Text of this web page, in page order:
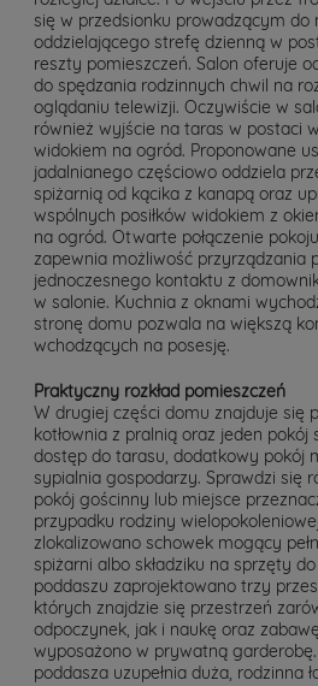
się w przedsionku prowadzącym do
oddzielającego strefę dzienną w
reszty pomieszczeń. Salon oferuje
do spędzania rodzinnych chwil na
oglądaniu telewizji. Oczywiście w
również wyjście na taras w postaci
widokiem na ogród. Proponowane
jadalnianego częściowo oddziela
spiżarnią od kącika z kanapą oraz
wspólnych posiłków widokiem z
na ogród. Otwarte połączenie
zapewnia możliwość przyrządzania
jednoczesnego kontaktu z
w salonie. Kuchnia z oknami
stronę domu pozwala na większą
wchodzących na posesję.
Praktyczny rozkład pomieszczeń
W drugiej części domu znajduje się
kotłownia z pralnią oraz jeden
dostęp do tarasu, dodatkowy pokój
sypialnia gospodarzy. Sprawdzi się
pokój gościnny lub miejsce
przypadku rodziny
zlokalizowano schowek mogący
spiżarni albo składziku na sprzęty
poddaszu zaprojektowano trzy
których znajdzie się przestrzeń
odpoczynek, jak i naukę oraz
wyposażono w prywatną
poddasza uzupełnia duża, rodzinna